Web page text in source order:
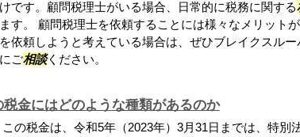
です。顧問税理士がいる場合、日常的に税務に関する
す。 顧問税理士を依頼することには様々なメリット
依頼しようと考えている場合は、ぜひブレイクスル
ご相談ください。
税金にはどのような種類があるのか
この税金は、令和5年（2023年）3月31日までは、特別